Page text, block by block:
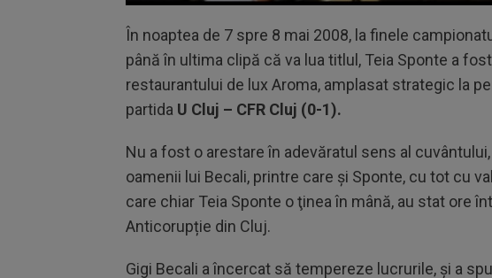
În noaptea de 7 spre 8 mai 2008, la finele
până în ultima clipă că va lua titlul, Teia Sponte a
restaurantului de lux Aroma, amplasat strategic la
partida U Cluj – CFR Cluj (0-1).
Nu a fost o arestare în adevăratul sens al
oamenii lui Becali, printre care şi Sponte, cu tot cu
care chiar Teia Sponte o ţinea în mână, au stat ore
Anticorupție din Cluj.
Gigi Becali a încercat să tempereze lucrurile, şi a